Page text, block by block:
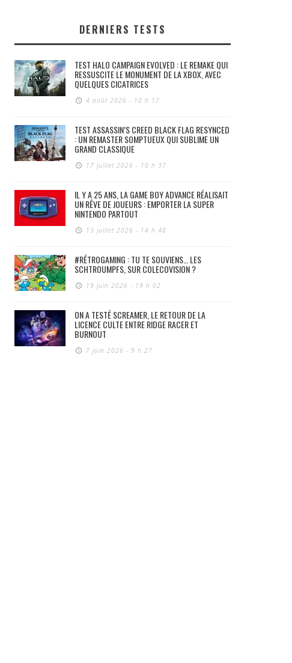
DERNIERS TESTS
TEST HALO CAMPAIGN EVOLVED : LE REMAKE QUI
RESSUSCITE LE MONUMENT DE LA XBOX, AVEC
QUELQUES CICATRICES
4 août 2026 - 10 h 17
TEST ASSASSIN’S CREED BLACK FLAG RESYNCED
: UN REMASTER SOMPTUEUX QUI SUBLIME UN
GRAND CLASSIQUE
17 juillet 2026 - 10 h 37
IL Y A 25 ANS, LA GAME BOY ADVANCE RÉALISAIT
UN RÊVE DE JOUEURS : EMPORTER LA SUPER
NINTENDO PARTOUT
13 juillet 2026 - 14 h 48
#RÉTROGAMING : TU TE SOUVIENS… LES
SCHTROUMPFS, SUR COLECOVISION ?
19 juin 2026 - 19 h 02
ON A TESTÉ SCREAMER, LE RETOUR DE LA
LICENCE CULTE ENTRE RIDGE RACER ET
BURNOUT
7 juin 2026 - 9 h 27